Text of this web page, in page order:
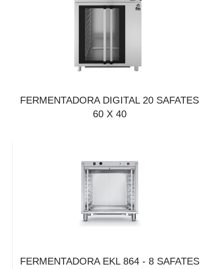
FERMENTADORA DIGITAL 20 SAFATES
60 X 40
FERMENTADORA EKL 864 - 8 SAFATES